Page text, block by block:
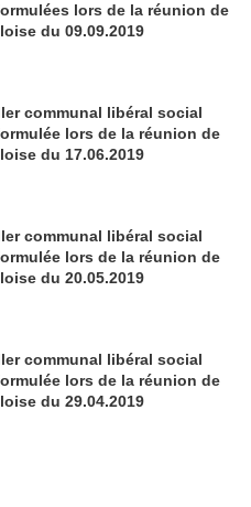
lors de la réunion de
du 09.09.2019
communal libéral social
lors de la réunion de
du 17.06.2019
communal libéral social
lors de la réunion de
du 20.05.2019
communal libéral social
lors de la réunion de
du 29.04.2019